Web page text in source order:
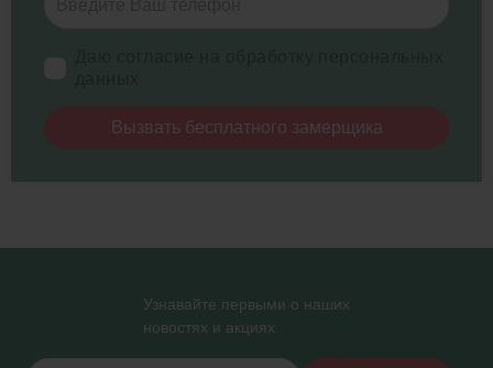
Вызвать бесплатного замерщика
Узнавайте первыми о наших
новостях и акциях